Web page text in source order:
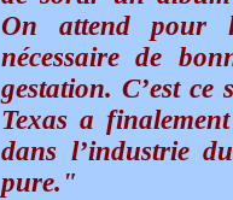
On attend pour
nécessaire de
gestation. C’est
Texas a
dans l’industrie
pure."